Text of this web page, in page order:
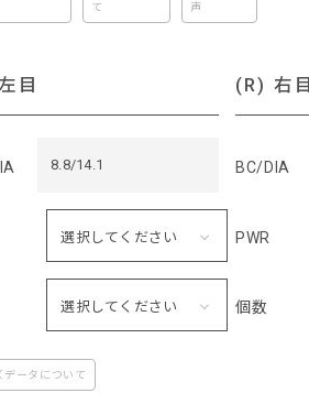
て
声
(R) 右目
BC/DIA
PWR
個数
目
8.8/14.1
データについて